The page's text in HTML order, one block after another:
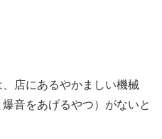
店にあるやかましい機械
音をあげるやつ）がないと